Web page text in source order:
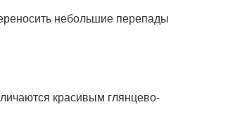
небольшие перепады
красивым глянцево-